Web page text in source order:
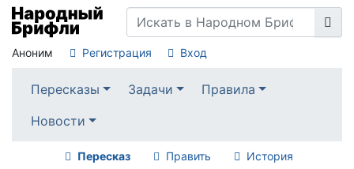
Аноним Регистрация Вход
Пересказы Задачи
Правила
Новости
Пересказ Править История